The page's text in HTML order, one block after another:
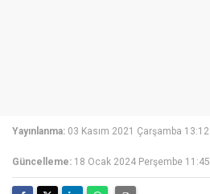
Yayınlanma: 03 Kasım 2021 Çarşamba 13:12
Güncelleme: 18 Ocak 2024 Perşembe 11:45